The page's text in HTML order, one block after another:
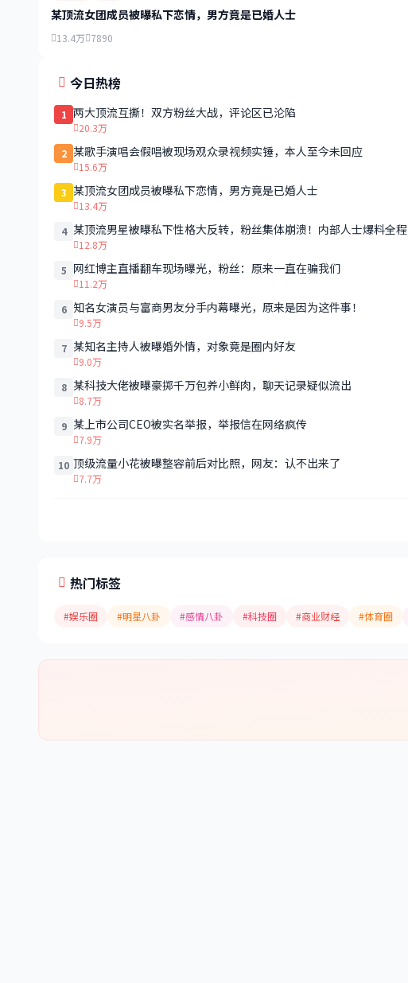
某顶流女团成员被曝私下恋情，男方竟是已婚人士
13.4万 7890
今日热榜
1 两大顶流互撕！双方粉丝大战，评论区已沦陷
20.3万
2 某歌手演唱会假唱被现场观众录视频实锤，本人至今未回应
15.6万
3 某顶流女团成员被曝私下恋情，男方竟是已婚人士
13.4万
4 某顶流男星被曝私下性格大反转，粉丝集体崩溃！内部人士爆料全程
12.8万
5 网红博主直播翻车现场曝光，粉丝：原来一直在骗我们
11.2万
6 知名女演员与富商男友分手内幕曝光，原来是因为这件事！
9.5万
7 某知名主持人被曝婚外情，对象竟是圈内好友
9.0万
8 某科技大佬被曝豪掷千万包养小鲜肉，聊天记录疑似流出
8.7万
9 某上市公司CEO被实名举报，举报信在网络疯传
7.9万
10 顶级流量小花被曝整容前后对比照，网友：认不出来了
7.7万
热门标签
#娱乐圈 #明星八卦 #感情八卦 #科技圈 #商业财经 #体育圈